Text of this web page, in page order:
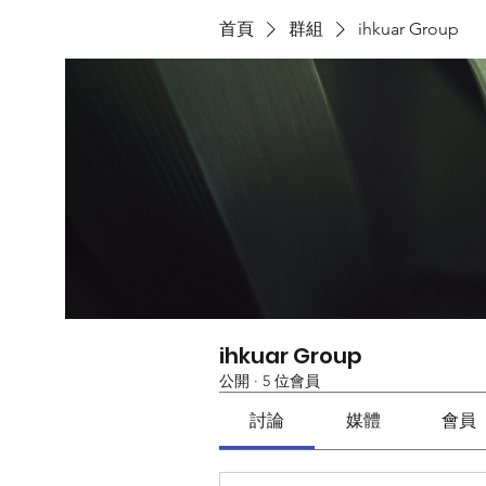
首頁 群組 ihkuar Group
ihkuar Group
公開 · 5 位會員
討論 媒體 會員